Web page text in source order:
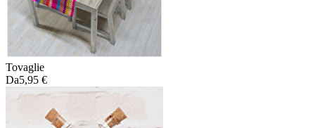
Tovaglie
Da5,95 €